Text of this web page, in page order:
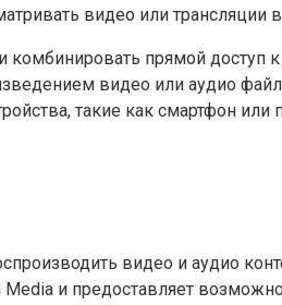
видео или трансляции
прямой доступ
видео или аудио
такие как смартфон
видео и аудио
и предоставляет